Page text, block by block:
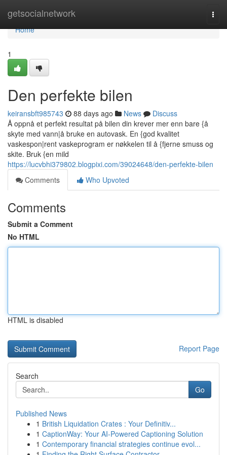
getsocialnetwork
Home
Home
1
Den perfekte bilen
keiransbft985743 88 days ago News
Discuss
Å oppnå et perfekt resultat på bilen din krever mer enn bare {å
skyte med vann|å bruke en autovask. En {god kvalitet
vaskespon|rent vaskeprogram er nøkkelen til å {fjerne smuss og
skite. Bruk {en mild
https://lucvbhi379802.blogpixi.com/39024648/den-perfekte-bilen
Comments
Who Upvoted
Comments
Submit a Comment
No HTML
HTML is disabled
Report Page
Search
Go
Published News
1 British Liquidation Crates : Your Definitiv...
1 CaptionWay: Your AI-Powered Captioning Solution
1 Contemporary financial strategies continue evol...